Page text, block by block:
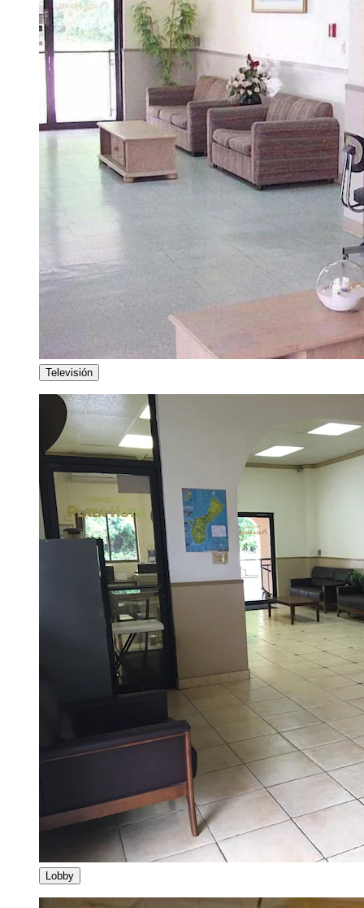
Televisión
Lobby